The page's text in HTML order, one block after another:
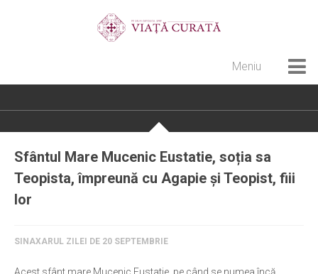
Meniu
Pateric Atonit
Istoria Bisericii
Noi și Biserica
Rânduieli liturgice
Sfântul Mare Mucenic Eustatie, soția sa
Teopista, împreună cu Agapie și Teopist, fiii
lor
SINAXARUL ZILEI DE 20 SEPTEMBRIE